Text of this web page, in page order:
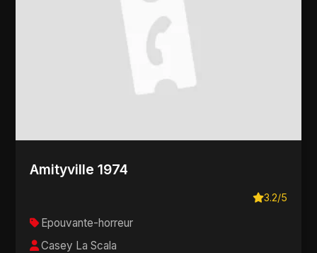
Amityville 1974
3.2/5
Epouvante-horreur
Casey La Scala